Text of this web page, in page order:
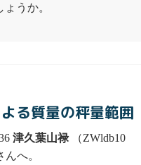
うか。
る質量の秤量範囲
津久葉山禄（ZWldb10
んへ。